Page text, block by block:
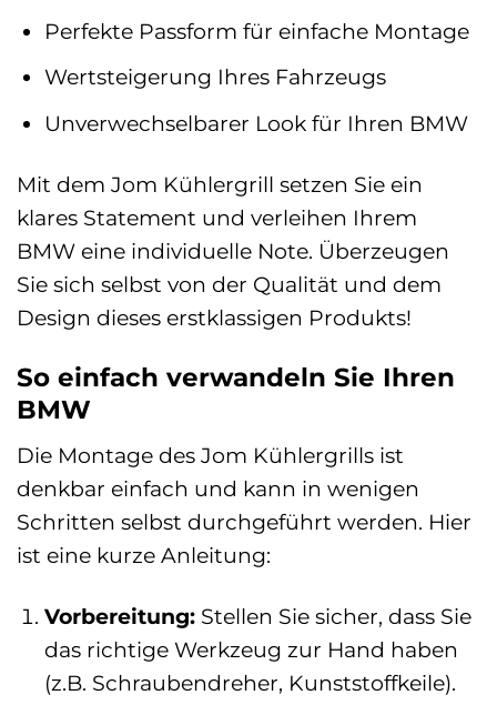
Perfekte Passform für einfache Montage
Wertsteigerung Ihres Fahrzeugs
Unverwechselbarer Look für Ihren BMW
Mit dem Jom Kühlergrill setzen Sie ein
klares Statement und verleihen Ihrem
BMW eine individuelle Note. Überzeugen
Sie sich selbst von der Qualität und dem
Design dieses erstklassigen Produkts!
So einfach verwandeln Sie Ihren
BMW
Die Montage des Jom Kühlergrills ist
denkbar einfach und kann in wenigen
Schritten selbst durchgeführt werden. Hier
ist eine kurze Anleitung:
Vorbereitung:Stellen Sie sicher, dass Sie
das richtige Werkzeug zur Hand haben
(z.B. Schraubendreher, Kunststoffkeile).